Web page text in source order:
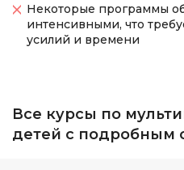
Некоторые программы
интенсивными, что
усилий и времени
Все курсы по
детей с подробным